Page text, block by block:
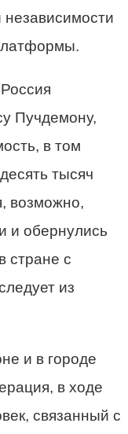
Пучдемону,
в том
тысяч
возможно,
и обернулись
стране с
из
и в городе
в ходе
связанный с